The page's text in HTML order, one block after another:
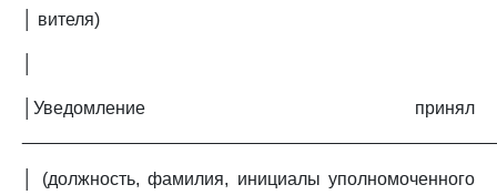
│ вителя)
│Уведомление принял
│ (должность, фамилия, инициалы уполномоченного